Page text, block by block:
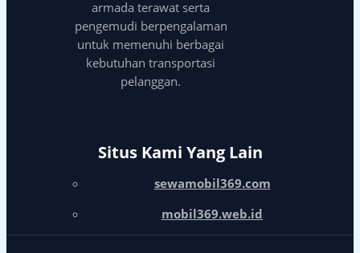
armada terawat serta
pengemudi berpengalaman
untuk memenuhi berbagai
kebutuhan transportasi
pelanggan.
Situs Kami Yang Lain
sewamobil369.com
mobil369.web.id